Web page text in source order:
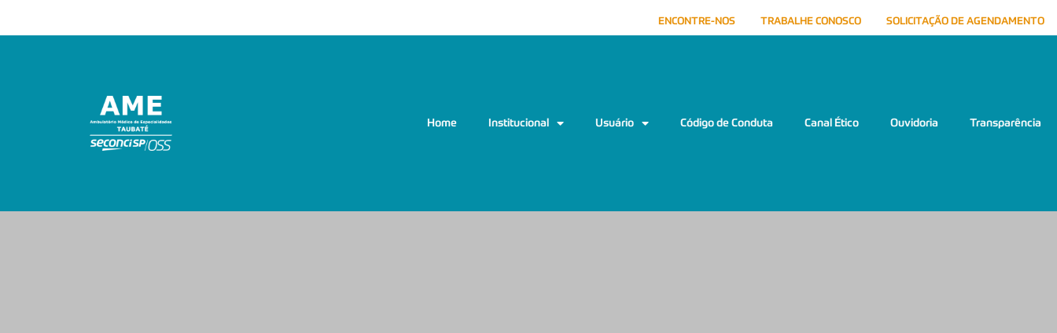
ENCONTRE-NOS TRABALHE CONOSCO SOLICITAÇÃO DE AGENDAMENTO
Home Institucional Usuário Código de Conduta Canal Ético Ouvidoria Transparência